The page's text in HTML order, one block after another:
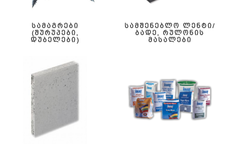
სამაგრები
(შურუპები,
დუბელები)
სამშენებლო ლენტი/
ბადე, რულონის
მასალები